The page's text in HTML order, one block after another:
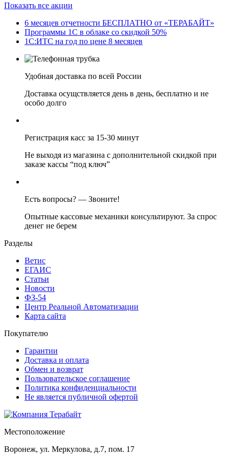
Показать все акции
6 месяцев отчетности БЕСПЛАТНО от «ТЕРАБАЙТ»
Программы 1С в облаке со скидкой 50%
1С:ИТС на год по цене 8 месяцев
Удобная доставка по всей России
Доставка осущствляется день в день, бесплатно и не
особо долго
Регистрация касс за 15-30 минут
Не выходя из магазина с дополнительной скидкой при
заказе кассы “под ключ”
Есть вопросы? — Звоните!
Опытные кассовые механики консультируют. За спрос
денег не берем
Разделы
Ветис
ЕГАИС
Статьи
Новости
ФЗ-54
Центр Реальной Автоматизации
Карта сайта
Покупателю
Гарантии
Доставка и оплата
Обмен и возврат
Пользовательское соглашение
Политика конфиденциальности
Не является публичной офертой
Местоположение
Воронеж, ул. Меркулова, д.7, пом. 17